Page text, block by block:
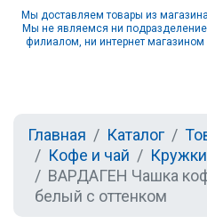
Мы доставляем товары из
Мы не являемся ни
филиалом, ни интернет магазином
Главная Каталог
Кофе и чай
Кружки
ВАРДАГЕН Чашка
белый с оттенком